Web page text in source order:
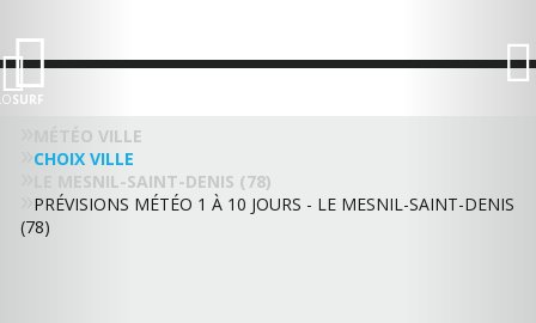
SURF
MÉTÉO VILLE
CHOIX VILLE
LE MESNIL-SAINT-DENIS (78)
PRÉVISIONS MÉTÉO 1 À 10 JOURS - LE MESNIL-SAINT-DENIS
(78)